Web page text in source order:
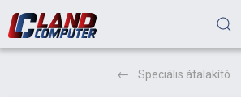
Speciális átalakító